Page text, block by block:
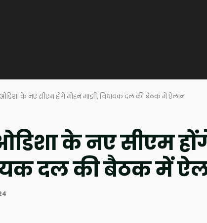
के नए सीएम होंगे मोहन माझी, विधायक दल की बैठक में ऐलान
के नए सीएम
दल की बैठक में